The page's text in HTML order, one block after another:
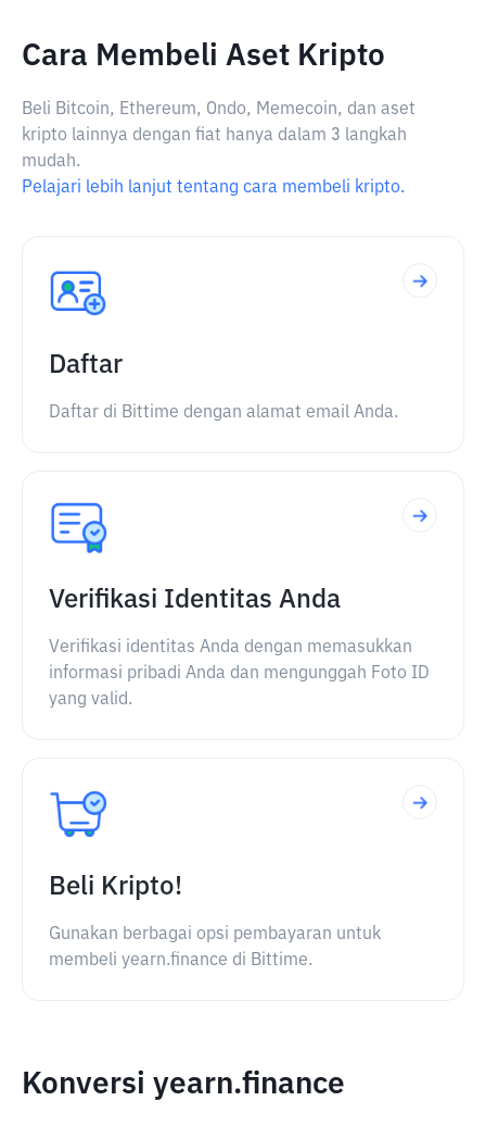
Cara Membeli Aset Kripto
Beli Bitcoin, Ethereum, Ondo, Memecoin, dan aset
kripto lainnya dengan fiat hanya dalam 3 langkah
mudah.
Pelajari lebih lanjut tentang cara membeli kripto.
Daftar
Daftar di Bittime dengan alamat email Anda.
Verifikasi Identitas Anda
Verifikasi identitas Anda dengan memasukkan
informasi pribadi Anda dan mengunggah Foto ID
yang valid.
Beli Kripto!
Gunakan berbagai opsi pembayaran untuk
membeli yearn.finance di Bittime.
Konversi yearn.finance